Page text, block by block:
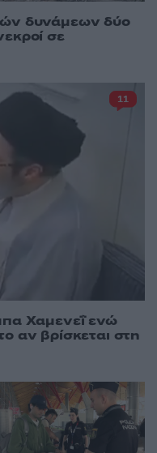
δυνάμεων δύο
σε
Χαμενεΐ ενώ
αν βρίσκεται στη
11